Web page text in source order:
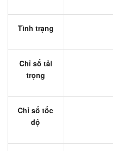
Tình trạng
Chỉ số tải
trọng
Chỉ số tốc
độ